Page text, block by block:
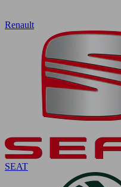
Renault
SEAT